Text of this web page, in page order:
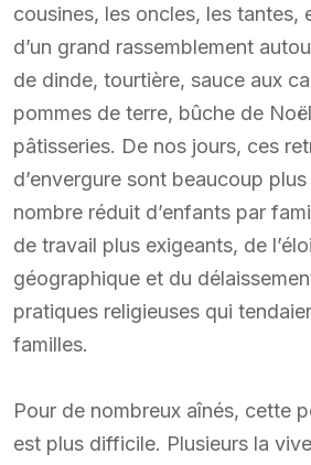
cousines, les oncles, les tantes,
d’un grand rassemblement
de dinde, tourtière, sauce aux
pommes de terre, bûche de
pâtisseries. De nos jours, ces
d’envergure sont beaucoup
nombre réduit d’enfants par
de travail plus exigeants, de
géographique et du
pratiques religieuses qui
familles.
Pour de nombreux aînés, cette
est plus difficile. Plusieurs la